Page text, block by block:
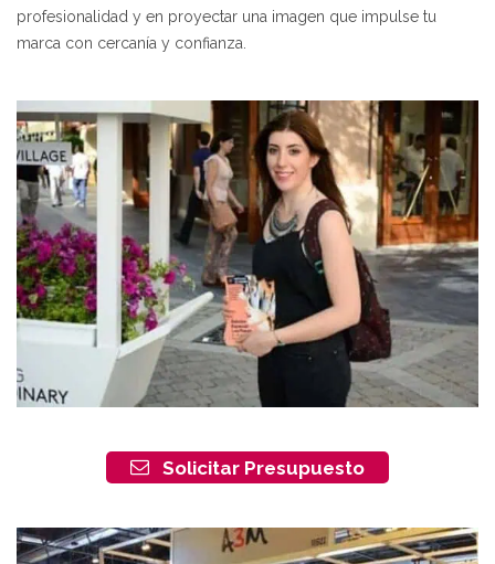
profesionalidad y en proyectar una imagen que impulse tu
marca con cercanía y confianza.
Solicitar Presupuesto